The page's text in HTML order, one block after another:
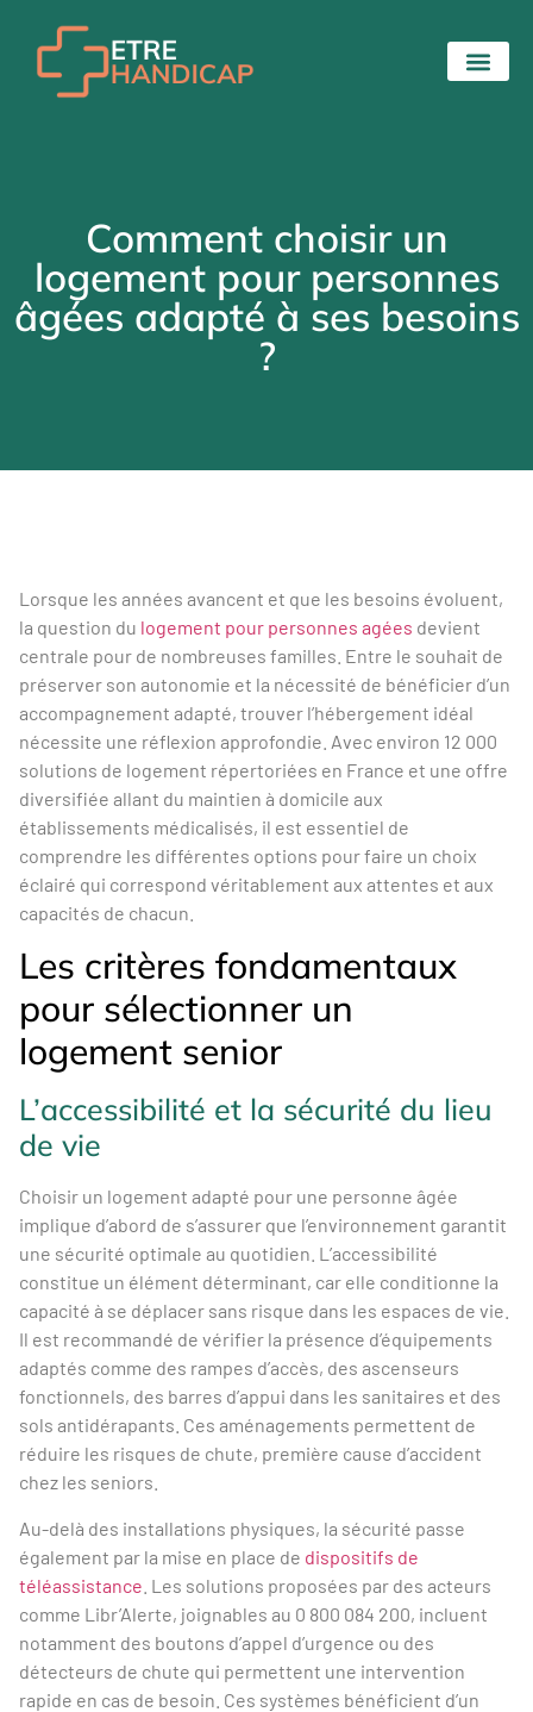
Comment choisir un
logement pour personnes
âgées adapté à ses besoins
?
Lorsque les années avancent et que les besoins évoluent,
la question du logement pour personnes agées devient
centrale pour de nombreuses familles. Entre le souhait de
préserver son autonomie et la nécessité de bénéficier d’un
accompagnement adapté, trouver l’hébergement idéal
nécessite une réflexion approfondie. Avec environ 12 000
solutions de logement répertoriées en France et une offre
diversifiée allant du maintien à domicile aux
établissements médicalisés, il est essentiel de
comprendre les différentes options pour faire un choix
éclairé qui correspond véritablement aux attentes et aux
capacités de chacun.
Les critères fondamentaux
pour sélectionner un
logement senior
L’accessibilité et la sécurité du lieu
de vie
Choisir un logement adapté pour une personne âgée
implique d’abord de s’assurer que l’environnement garantit
une sécurité optimale au quotidien. L’accessibilité
constitue un élément déterminant, car elle conditionne la
capacité à se déplacer sans risque dans les espaces de vie.
Il est recommandé de vérifier la présence d’équipements
adaptés comme des rampes d’accès, des ascenseurs
fonctionnels, des barres d’appui dans les sanitaires et des
sols antidérapants. Ces aménagements permettent de
réduire les risques de chute, première cause d’accident
chez les seniors.
Au-delà des installations physiques, la sécurité passe
également par la mise en place de dispositifs de
téléassistance . Les solutions proposées par des acteurs
comme Libr’Alerte, joignables au 0 800 084 200, incluent
notamment des boutons d’appel d’urgence ou des
détecteurs de chute qui permettent une intervention
rapide en cas de besoin. Ces systèmes bénéficient d’un